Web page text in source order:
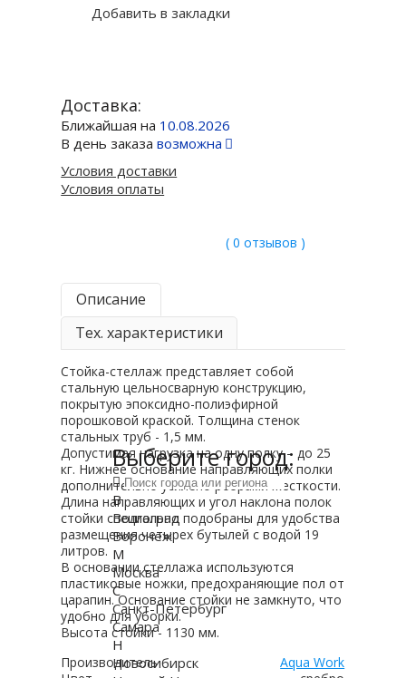
Добавить в закладки
Доставка:
Ближайшая на 10.08.2026
В день заказавозможна
Условия доставки
Условия оплаты
( 0 отзывов )
Описание
Тех. характеристики
Стойка-стеллаж представляет собой
стальную цельносварную конструкцию,
покрытую эпоксидно-полиэфирной
порошковой краской. Толщина стенок
стальных труб - 1,5 мм.
Допустимая нагрузка на одну полку – до 25
кг. Нижнее основание направляющих полки
дополнительно усилено ребрами жесткости.
Длина направляющих и угол наклона полок
стойки специально подобраны для удобства
размещения четырех бутылей с водой 19
литров.
В основании стеллажа используются
пластиковые ножки, предохраняющие пол от
царапин. Основание стойки не замкнуто, что
удобно для уборки.
Высота стойки - 1130 мм.
Производитель
Aqua Work
Выберите город:
В
Волгоград
Воронеж
М
Москва
С
Санкт-Петербург
Самара
Н
Новосибирск